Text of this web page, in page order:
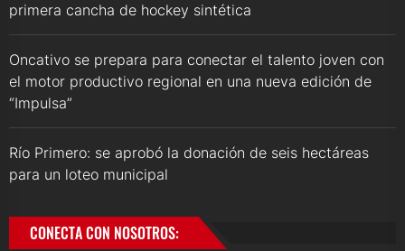
primera cancha de hockey sintética
Oncativo se prepara para conectar el talento joven con
el motor productivo regional en una nueva edición de
“Impulsa”
Río Primero: se aprobó la donación de seis hectáreas
para un loteo municipal
CONECTA CON NOSOTROS: